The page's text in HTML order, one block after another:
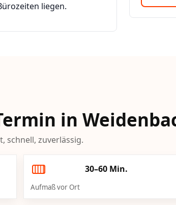
liegen.
in
schnell, zuverlässig.
30–60 Min.
Aufmaß vor Ort